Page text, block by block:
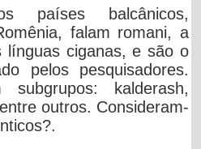
países balcânicos,
falam romani, a
línguas ciganas, e são o
pelos pesquisadores.
kalderash,
outros. Consideram-